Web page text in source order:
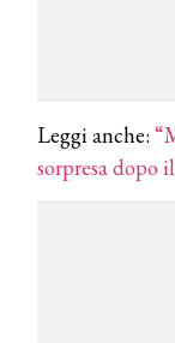
Leggi anche:
sorpresa dopo